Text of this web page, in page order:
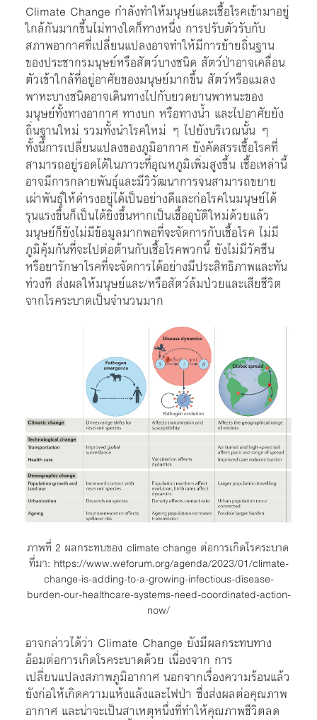
Climate Change กำลังทำให้มนุษย์และเชื้อโรคเข้ามาอยู่
ใกล้กันมากขึ้นไม่ทางใดก็ทางหนึ่ง การปรับตัวรับกับ
สภาพอากาศที่เปลี่ยนแปลงอาจทำให้มีการย้ายถิ่นฐาน
ของประชากรมนุษย์หรือสัตว์บางชนิด สัตว์ป่าอาจเคลื่อน
ตัวเข้าใกล้ที่อยู่อาศัยของมนุษย์มากขึ้น สัตว์หรือแมลง
พาหะบางชนิดอาจเดินทางไปกับยวดยานพาหนะของ
มนุษย์ทั้งทางอากาศ ทางบก หรือทางน้ำ และไปอาศัยยัง
ถิ่นฐานใหม่ รวมทั้งนำโรคใหม่ ๆ ไปยังบริเวณนั้น ๆ
ทั้งนี้การเปลี่ยนแปลงของภูมิอากาศ ยังคัดสรรเชื้อโรคที่
สามารถอยู่รอดได้ในภาวะที่อุณหภูมิเพิ่มสูงขึ้น เชื้อเหล่านี้
อาจมีการกลายพันธุ์และมีวิวัฒนาการจนสามารถขยาย
เผ่าพันธุ์ให้ดำรงอยู่ได้เป็นอย่างดีและก่อโรคในมนุษย์ได้
รุนแรงขึ้นก็เป็นได้ยิ่งขึ้นหากเป็นเชื้ออุบัติใหม่ด้วยแล้ว
มนุษย์ก็ยังไม่มีข้อมูลมากพอที่จะจัดการกับเชื้อโรค ไม่มี
ภูมิคุ้มกันที่จะไปต่อต้านกับเชื้อโรคพวกนี้ ยังไม่มีวัคซีน
หรือยารักษาโรคที่จะจัดการได้อย่างมีประสิทธิภาพและทัน
ท่วงที ส่งผลให้มนุษย์และ/หรือสัตว์ล้มป่วยและเสียชีวิต
จากโรคระบาดเป็นจำนวนมาก
ภาพที่ 2 ผลกระทบของ climate change ต่อการเกิดโรคระบาด
ที่มา: https://www.weforum.org/agenda/2023/01/climate-
change-is-adding-to-a-growing-infectious-disease-
burden-our-healthcare-systems-need-coordinated-action-
now/
อาจกล่าวได้ว่า Climate Change ยังมีผลกระทบทาง
อ้อมต่อการเกิดโรคระบาดด้วย เนื่องจาก การ
เปลี่ยนแปลงสภาพภูมิอากาศ นอกจากเรื่องความร้อนแล้ว
ยังก่อให้เกิดความแห้งแล้งและไฟป่า ซึ่งส่งผลต่อคุณภาพ
อากาศ และน่าจะเป็นสาเหตุหนึ่งที่ทำให้คุณภาพชีวิตลด